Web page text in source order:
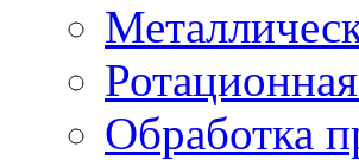
Обработка